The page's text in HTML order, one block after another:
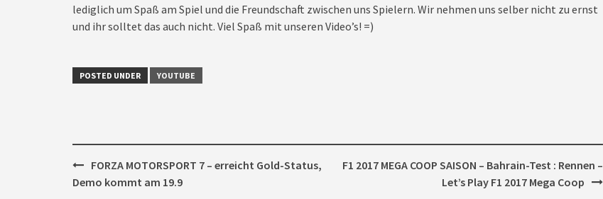
lediglich um Spaß am Spiel und die Freundschaft zwischen uns Spielern. Wir nehmen uns selber nicht zu ernst
und ihr solltet das auch nicht. Viel Spaß mit unseren Video’s! =)
POSTED UNDER YOUTUBE
Post
navigation
FORZA MOTORSPORT 7 – erreicht Gold-Status,
Demo kommt am 19.9
F1 2017 MEGA COOP SAISON – Bahrain-Test : Rennen –
Let’s Play F1 2017 Mega Coop